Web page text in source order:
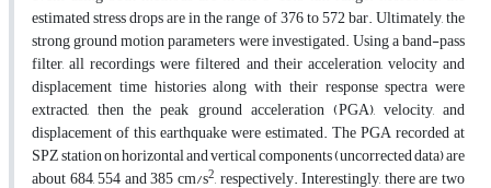
estimated stress drops are in the range of 376 to 572 bar. Ultimately, the
strong ground motion parameters were investigated. Using a band-pass
filter, all recordings were filtered and their acceleration, velocity and
displacement time histories along with their response spectra were
extracted, then the peak ground acceleration (PGA), velocity, and
displacement of this earthquake were estimated. The PGA recorded at
SPZ station on horizontal and vertical components (uncorrected data) are
about 684, 554 and 385 cm/s2, respectively. Interestingly, there are two